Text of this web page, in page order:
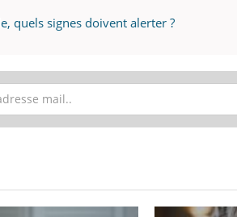
quels signes doivent alerter ?